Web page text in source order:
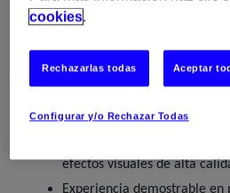
Perfil que necesitamos:
Más de 5 años de
high proficiency).
efectos visuales de alta
Experiencia demostrable en
cookies.
Configurar y/o Rechazar Todas
Rechazarlas todas Aceptar